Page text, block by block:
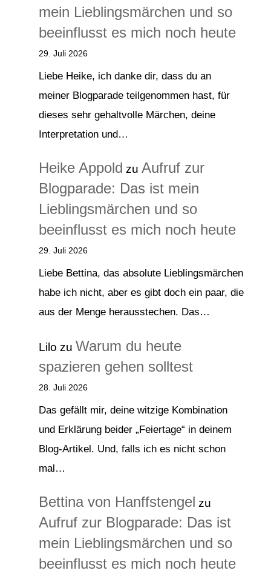
mein Lieblingsmärchen und so
beeinflusst es mich noch heute
29. Juli 2026
Liebe Heike, ich danke dir, dass du an
meiner Blogparade teilgenommen hast, für
dieses sehr gehaltvolle Märchen, deine
Interpretation und…
Heike Appold zu Aufruf zur
Blogparade: Das ist mein
Lieblingsmärchen und so
beeinflusst es mich noch heute
29. Juli 2026
Liebe Bettina, das absolute Lieblingsmärchen
habe ich nicht, aber es gibt doch ein paar, die
aus der Menge herausstechen. Das…
Lilo zu Warum du heute
spazieren gehen solltest
28. Juli 2026
Das gefällt mir, deine witzige Kombination
und Erklärung beider „Feiertage“ in deinem
Blog-Artikel. Und, falls ich es nicht schon
mal…
Bettina von Hanffstengel zu
Aufruf zur Blogparade: Das ist
mein Lieblingsmärchen und so
beeinflusst es mich noch heute